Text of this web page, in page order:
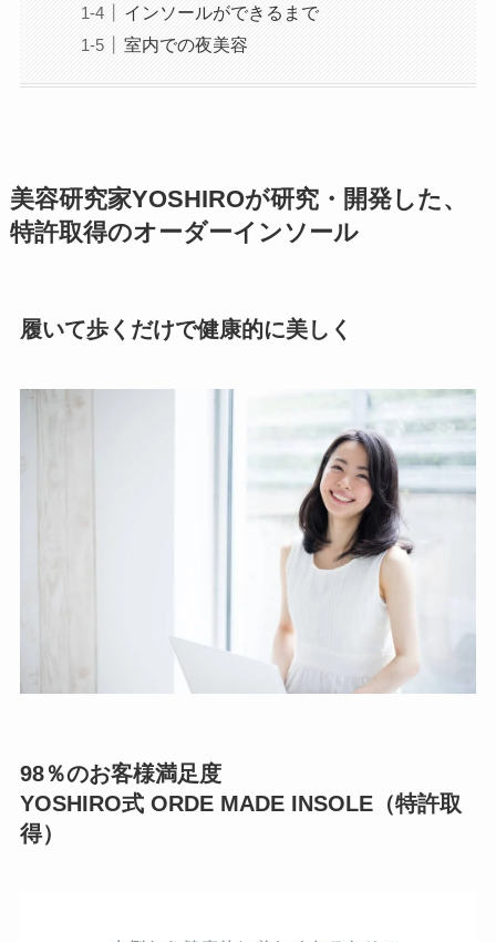
インソールができるまで
室内での夜美容
美容研究家YOSHIROが研究・開発した、
特許取得のオーダーインソール
履いて歩くだけで健康的に美しく
98％のお客様満足度
YOSHIRO式 ORDE MADE INSOLE（特許取
得）